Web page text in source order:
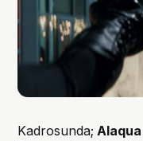
Kadrosunda;